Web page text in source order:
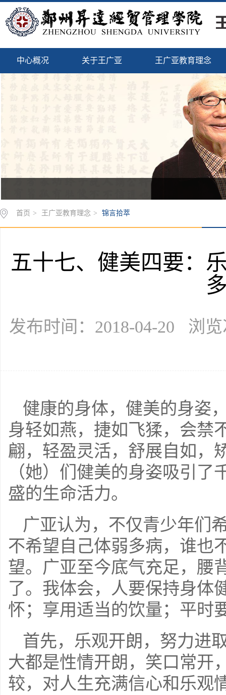
中心概况 关于王广亚 王广亚教育理念
首页 > 王广亚教育理念 > 锦言拾萃
五十七、健美四要：
发布时间：2018-04-20 浏
健康的身体，健美的身姿
身轻如燕，捷如飞猱，会禁
翩，轻盈灵活，舒展自如，
（她）们健美的身姿吸引
盛的生命活力。
广亚认为，不仅青少年们
不希望自己体弱多病，谁也
望。广亚至今底气充足，腰
了。我体会，人要保持身体
怀；享用适当的饮量；平时
首先，乐观开朗，努力进
大都是性情开朗，笑口常开
较，对人生充满信心和乐观